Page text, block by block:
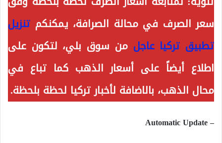
سعر الصرف في محالة الصرافة، يمكنكم تنزيل
تطبيق تركيا عاجل من سوق بلي، لتكون على
اطلاع أيضاً على أسعار الذهب كما تباع في
محال الذهب، بالاضافة لأخبار تركيا لحظة بلحظة.
– Automatic Update